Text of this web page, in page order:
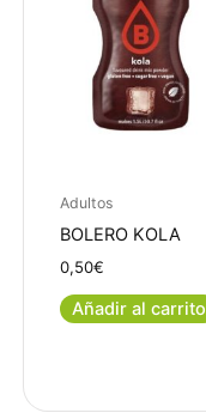
Adultos
BOLERO KOLA
0,50€
Añadir al carrito